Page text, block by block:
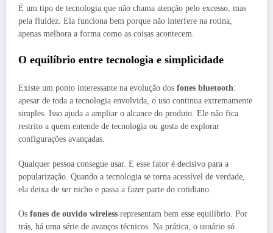
É um tipo de tecnologia que não chama atenção pelo excesso, mas
pela fluidez. Ela funciona bem porque não interfere na rotina,
apenas melhora a forma como as coisas acontecem.
O equilíbrio entre tecnologia e simplicidade
Existe um ponto interessante na evolução dos fones bluetooth:
apesar de toda a tecnologia envolvida, o uso continua extremamente
simples. Isso ajuda a ampliar o alcance do produto. Ele não fica
restrito a quem entende de tecnologia ou gosta de explorar
configurações avançadas.
Qualquer pessoa consegue usar. E esse fator é decisivo para a
popularização. Quando a tecnologia se torna acessível de verdade,
ela deixa de ser nicho e passa a fazer parte do cotidiano.
Os fones de ouvido wireless representam bem esse equilíbrio. Por
trás, há uma série de avanços técnicos. Na prática, o usuário só